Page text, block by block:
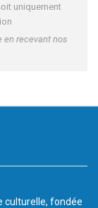
uniquement
en recevant nos
culturelle, fondée